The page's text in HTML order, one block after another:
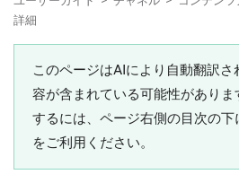
詳細
このページはAIにより自動翻訳
容が含まれている可能性があり
するには、ページ右側の目次の
をご利用ください。